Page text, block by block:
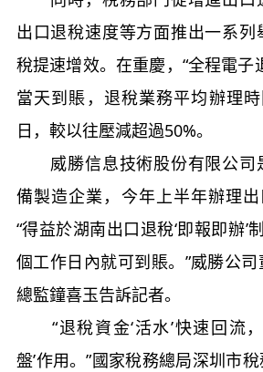
出口退稅速度等方面推出一系列
稅提速增效。在重慶，“全程電子
當天到賬，退稅業務平均辦理
日，較以往壓減超過50%。
威勝信息技術股份有限公司
備製造企業，今年上半年辦理出
“得益於湖南出口退稅‘即報即辦’
個工作日內就可到賬。”威勝公
總監鐘喜玉告訴記者。
“退稅資金‘活水’快速回流
盤’作用。”國家稅務總局深圳市